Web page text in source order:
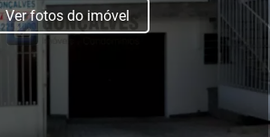
Ver fotos do imóvel